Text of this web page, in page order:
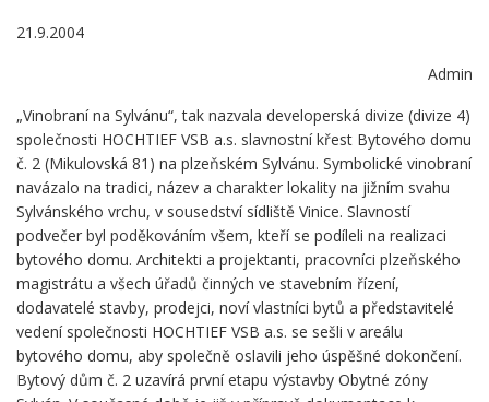
21.9.2004
Admin
„Vinobraní na Sylvánu“, tak nazvala developerská divize (divize 4)
společnosti HOCHTIEF VSB a.s. slavnostní křest Bytového domu
č. 2 (Mikulovská 81) na plzeňském Sylvánu. Symbolické vinobraní
navázalo na tradici, název a charakter lokality na jižním svahu
Sylvánského vrchu, v sousedství sídliště Vinice. Slavností
podvečer byl poděkováním všem, kteří se podíleli na realizaci
bytového domu. Architekti a projektanti, pracovníci plzeňského
magistrátu a všech úřadů činných ve stavebním řízení,
dodavatelé stavby, prodejci, noví vlastníci bytů a představitelé
vedení společnosti HOCHTIEF VSB a.s. se sešli v areálu
bytového domu, aby společně oslavili jeho úspěšné dokončení.
Bytový dům č. 2 uzavírá první etapu výstavby Obytné zóny